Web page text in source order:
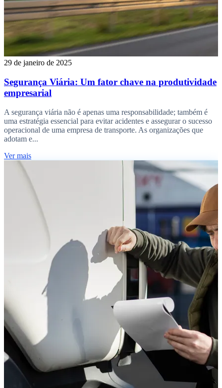
29 de janeiro de 2025
Segurança Viária: Um fator chave na produtividade
empresarial
A segurança viária não é apenas uma responsabilidade; também é
uma estratégia essencial para evitar acidentes e assegurar o sucesso
operacional de uma empresa de transporte. As organizações que
adotam e...
Ver mais